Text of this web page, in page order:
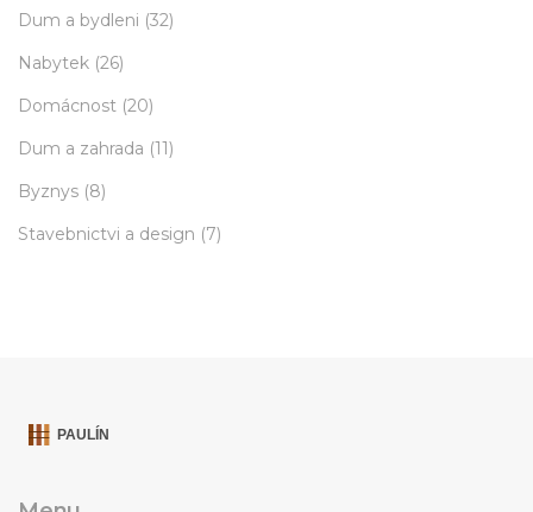
Dum a bydleni (32)
Nabytek (26)
Domácnost (20)
Dum a zahrada (11)
Byznys (8)
Stavebnictvi a design (7)